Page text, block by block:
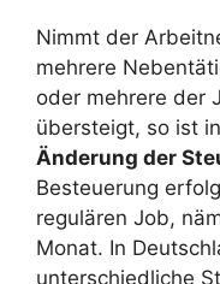
Nimmt der
mehrere
oder mehrere der
übersteigt, so ist
Änderung der
Besteuerung
regulären Job,
Monat. In
unterschiedliche